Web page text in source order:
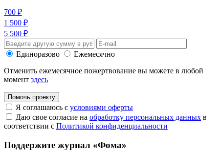
700 ₽
1 500 ₽
5 500 ₽
Единоразово
Ежемесячно
Отменить ежемесячное пожертвование вы можете в любой
момент здесь
Помочь проекту
Я соглашаюсь с условиями оферты
Даю свое согласие на обработку персональных данных в
соответствии с Политикой конфиденциальности
Поддержите журнал «Фома»